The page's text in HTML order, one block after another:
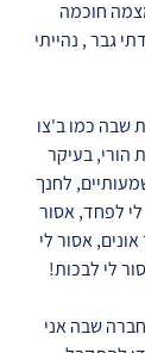
חוכמה
גבר , נהייתי
שבה כמו ב'צו
הורי, בעיקר
לחנך
לפחד, אסור
אסור לי
לי לבכות!
שבה אני